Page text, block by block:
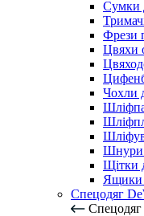
Сумки
Фрези
Цвяхи
Чохли
Шнури
Щітки
Ящики
Спецодяг